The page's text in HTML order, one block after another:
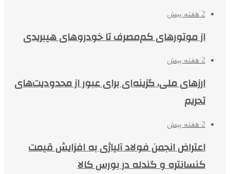
2 هفته پیش
از موتورهای کم‌مصرف تا خودروهای هیبریدی
2 هفته پیش
ارزهای ملی، گزینه‌ای برای عبور از محدودیت‌های
تحریم
2 هفته پیش
اعتراض انجمن فولاد آلیاژی به افزایش قیمت
کنسانتره و گندله در بورس کالا